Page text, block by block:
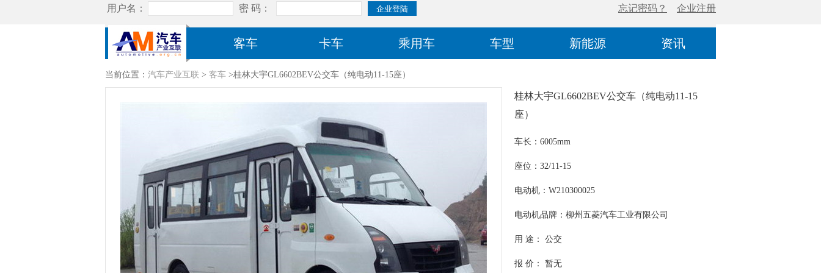
客车 卡车 乘用车 车型 新能源 资讯
当前位置： 汽车产业互联 > 客车 >桂林大宇GL6602BEV公交车（纯电动11-15座）
桂林大宇GL6602BEV公交车（纯电动11-15
座）
车长：6005mm
座位：32/11-15
电动机：W210300025
电动机品牌：柳州五菱汽车工业有限公司
用 途： 公交
报 价： 暂无